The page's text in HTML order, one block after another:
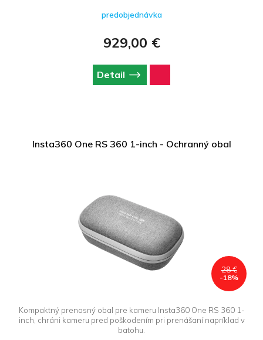
displej pro pohodlné dálkové ovládání i kontrolu záběru. Díky
objektů je ideální volbou pro vlogery, cestovatele i náročné
predobjednávka
929,00 €
Detail
Insta360 One RS 360 1-inch - Ochranný obal
28 €
-18%
Kompaktný prenosný obal pre kameru Insta360 One RS 360 1-
inch, chráni kameru pred poškodením pri prenášaní napríklad v
batohu.